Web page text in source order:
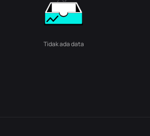
Tidak ada data